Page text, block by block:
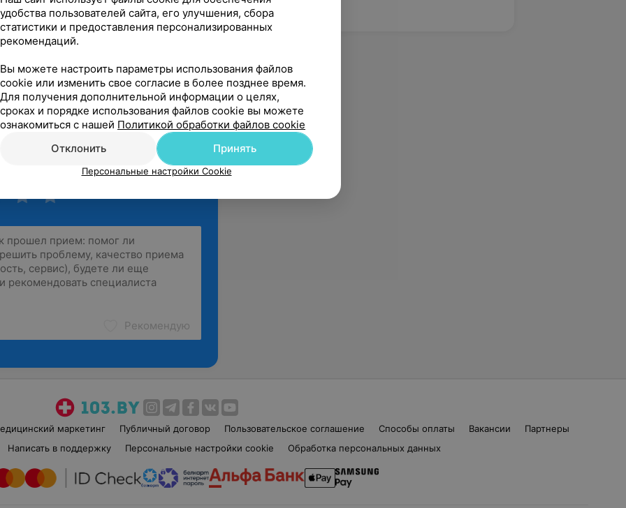
сосудов нижних
опорно-двигательной
диагностики»
Рекомендую
маркетинг Публичный договор Пользовательское соглашение Способы оплаты Вакансии
Партнеры
Написать в поддержку Персональные настройки cookie Обработка персональных данных
удобства пользователей сайта, его улучшения, сбора
статистики и предоставления персонализированных
рекомендаций.
Вы можете настроить параметры использования файлов
cookie или изменить свое согласие в более позднее время.
Для получения дополнительной информации о целях,
сроках и порядке использования файлов cookie вы можете
ознакомиться с нашей Политикой обработки файлов cookie
Отклонить
Принять
Персональные настройки Cookie